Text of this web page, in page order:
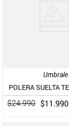
Umbrale
$24.990 $11.990